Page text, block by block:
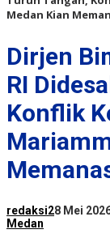
Medan Kian
Dirjen
RI
Konflik
redaksi28 Mei
Medan